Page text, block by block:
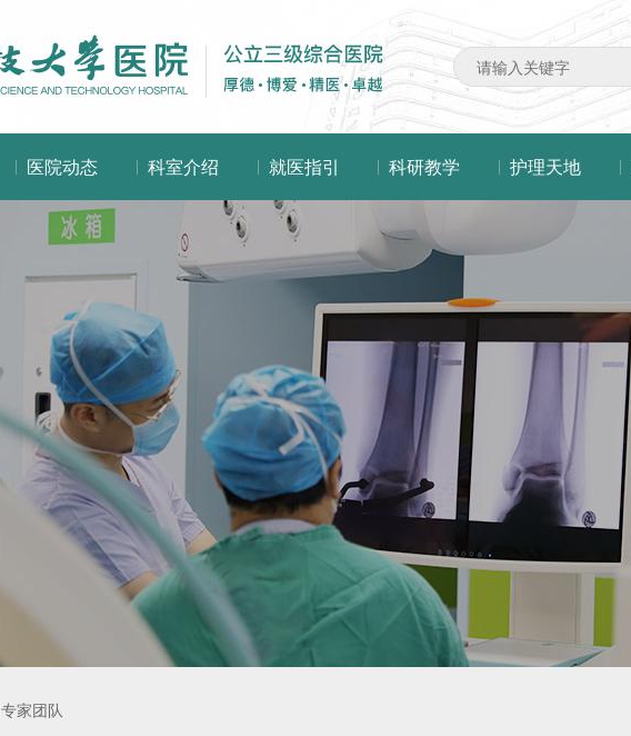
医院动态 科室介绍 就医指引 科研教学 护理天地
专家团队